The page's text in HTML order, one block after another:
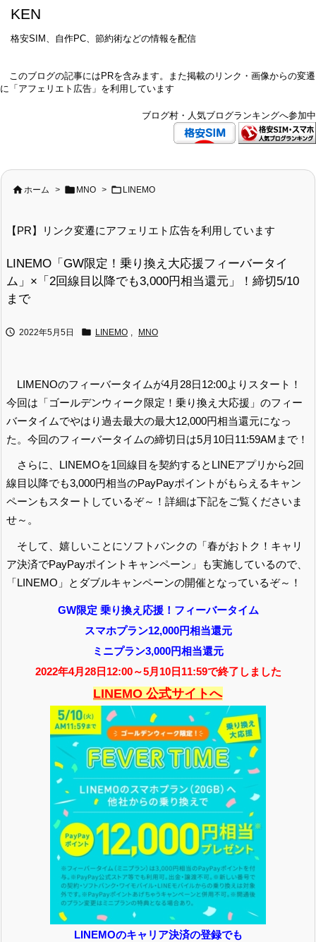
KEN
格安SIM、自作PC、節約術などの情報を配信
このブログの記事にはPRを含みます。また掲載のリンク・画像からの変遷
に「アフェリエト広告」を利用しています
ブログ村・人気ブログランキングへ参加中
 ホーム >  MNO >  LINEMO
【PR】リンク変遷にアフェリエト広告を利用しています
LINEMO「GW限定！乗り換え大応援フィーバータイ
ム」×「2回線目以降でも3,000円相当還元」！締切5/10
まで
 2022年5月5日  LINEMO MNO
LIMENOのフィーバータイムが4月28日12:00よりスタート！
今回は「ゴールデンウィーク限定！乗り換え大応援」のフィー
バータイムでやはり過去最大の最大12,000円相当還元になっ
た。今回のフィーバータイムの締切日は5月10日11:59AMまで！
さらに、LINEMOを1回線目を契約するとLINEアプリから2回
線目以降でも3,000円相当のPayPayポイントがもらえるキャン
ペーンもスタートしているぞ～！詳細は下記をご覧くださいま
せ～。
そして、嬉しいことにソフトバンクの「春がおトク！キャリ
ア決済でPayPayポイントキャンペーン」も実施しているので、
「LINEMO」とダブルキャンペーンの開催となっているぞ～！
GW限定 乗り換え応援！フィーバータイム
スマホプラン12,000円相当還元
ミニプラン3,000円相当還元
2022年4月28日12:00～5月10日11:59で終了しました
LINEMO 公式サイトへ
LINEMOのキャリア決済の登録でも